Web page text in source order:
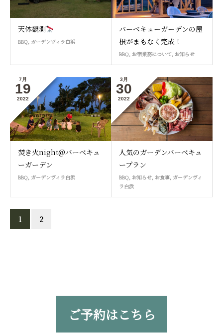
天体観測
BBQ, ガーデンヴィラ白浜
バーベキューガーデンの屋
根がまもなく完成！
BBQ, お宿業務について, お知らせ
7月
19
2022
焚き火night@バーベキュ
ーガーデン
BBQ, ガーデンヴィラ白浜
3月
30
2022
人気のガーデンバーベキュ
ープラン
BBQ, お知らせ, お食事, ガーデンヴィ
ラ白浜
1 2
ご予約はこちら